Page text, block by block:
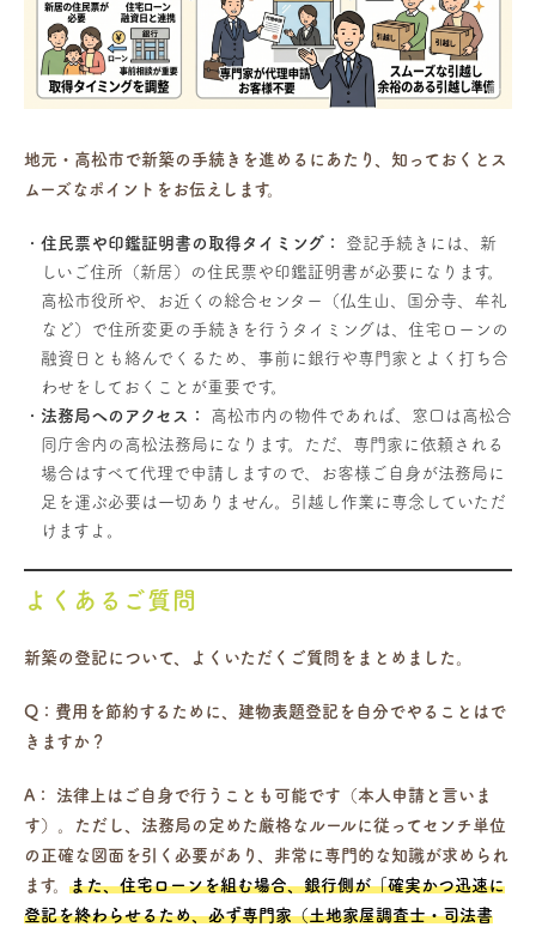
地元・高松市で新築の手続きを進めるにあたり、知っておくとス
ムーズなポイントをお伝えします。
住民票や印鑑証明書の取得タイミング：
登記手続きには、新
しいご住所（新居）の住民票や印鑑証明書が必要になります。
高松市役所や、お近くの総合センター（仏生山、国分寺、牟礼
など）で住所変更の手続きを行うタイミングは、住宅ローンの
融資日とも絡んでくるため、事前に銀行や専門家とよく打ち合
わせをしておくことが重要です。
法務局へのアクセス：
高松市内の物件であれば、窓口は高松合
同庁舎内の高松法務局になります。ただ、専門家に依頼される
場合はすべて代理で申請しますので、お客様ご自身が法務局に
足を運ぶ必要は一切ありません。引越し作業に専念していただ
けますよ。
よくあるご質問
新築の登記について、よくいただくご質問をまとめました。
Q：費用を節約するために、建物表題登記を自分でやることはで
きますか？
A：
法律上はご自身で行うことも可能です（本人申請と言いま
す）。ただし、法務局の定めた厳格なルールに従ってセンチ単位
の正確な図面を引く必要があり、非常に専門的な知識が求められ
ます。 また、住宅ローンを組む場合、銀行側が「確実かつ迅速に
登記を終わらせるため、必ず専門家（土地家屋調査士・司法書